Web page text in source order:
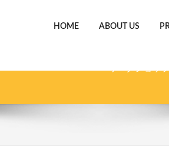
HOME ABOUT US
ワークショッ